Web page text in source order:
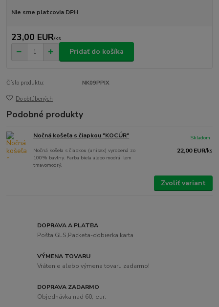
Nie sme platcovia DPH
23,00 EUR/ks
Pridať do košíka
Číslo produktu: NK09PPIX
Do obľúbených
Podobné produkty
Nočná košeľa s čiapkou "KOCÚR"
Nočná košela s čiapkou (unisex) vyrobená zo
100% bavlny. Farba biela alebo modrá, lem
tmavomodrý.
22,00 EUR/ks
Skladom
Zvoliť variant
DOPRAVA A PLATBA
Pošta,GLS,Packeta-dobierka,karta
VÝMENA TOVARU
Vrátenie alebo výmena tovaru zadarmo!
DOPRAVA ZADARMO
Objednávka nad 60,-eur.